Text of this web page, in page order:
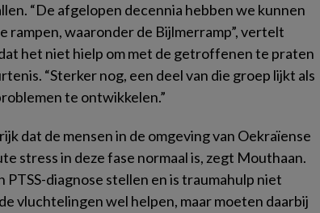
“De afgelopen decennia hebben we kunnen
rampen, waaronder de Bijlmerramp”, vertelt
het niet hielp om met de getroffenen te praten
“Sterker nog, een deel van die groep lijkt als
te ontwikkelen.”
dat de mensen in de omgeving van Oekraïense
stress in deze fase normaal is, zegt Mouthaan.
PTSS-diagnose stellen en is traumahulp niet
vluchtelingen wel helpen, maar moeten daarbij